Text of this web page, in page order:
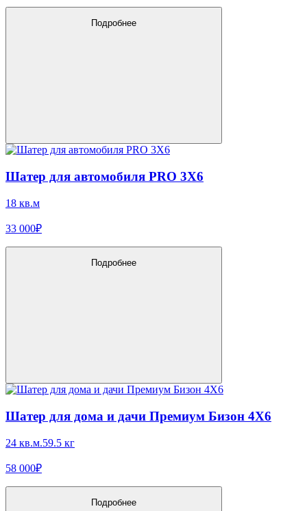
Подробнее
Шатер для автомобиля PRO 3X6
18 кв.м
33 000₽
Подробнее
Шатер для дома и дачи Премиум Бизон 4X6
24 кв.м.59.5 кг
58 000₽
Подробнее